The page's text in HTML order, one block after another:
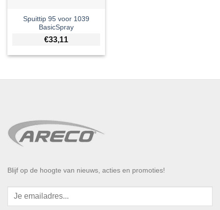
Spuittip 95 voor 1039
BasicSpray
€33,11
Blijf op de hoogte van nieuws, acties en promoties!